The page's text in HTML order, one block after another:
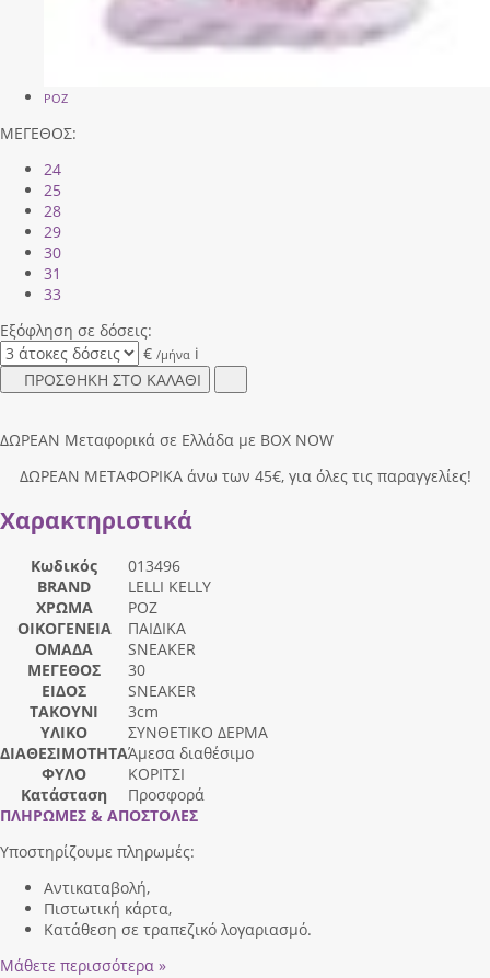
ΡΟΖ
ΜΕΓΕΘΟΣ:
24
25
28
29
30
31
33
Εξόφληση σε δόσεις:
€ /μήνα i
ΠΡΟΣΘΗΚΗ ΣΤΟ ΚΑΛΑΘΙ
ΔΩΡΕΑΝ Μεταφορικά σε Ελλάδα με BOX NOW
ΔΩΡΕΑΝ ΜΕΤΑΦΟΡΙΚΑ άνω των 45€, για όλες τις παραγγελίες!
Χαρακτηριστικά
Κωδικός
013496
BRAND
LELLI KELLY
ΧΡΩΜΑ
ΡΟΖ
ΟΙΚΟΓΕΝΕΙΑ
ΠΑΙΔΙΚΑ
ΟΜΑΔΑ
SNEAKER
ΜΕΓΕΘΟΣ
30
ΕΙΔΟΣ
SNEAKER
ΤΑΚΟΥΝΙ
3cm
ΥΛΙΚΟ
ΣΥΝΘΕΤΙΚΟ ΔΕΡΜΑ
ΔΙΑΘΕΣΙΜΟΤΗΤΑΆμεσα διαθέσιμο
ΦΥΛΟ
ΚΟΡΙΤΣΙ
Κατάσταση
Προσφορά
ΠΛΗΡΩΜΕΣ & ΑΠΟΣΤΟΛΕΣ
Υποστηρίζουμε πληρωμές:
Αντικαταβολή,
Πιστωτική κάρτα,
Κατάθεση σε τραπεζικό λογαριασμό.
Μάθετε περισσότερα »